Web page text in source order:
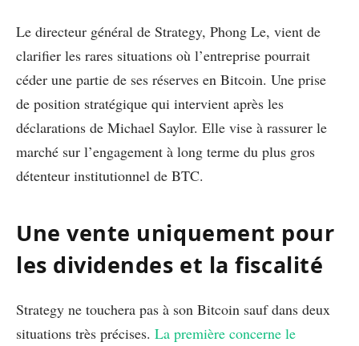
Le directeur général de Strategy, Phong Le, vient de
clarifier les rares situations où l’entreprise pourrait
céder une partie de ses réserves en Bitcoin. Une prise
de position stratégique qui intervient après les
déclarations de Michael Saylor. Elle vise à rassurer le
marché sur l’engagement à long terme du plus gros
détenteur institutionnel de BTC.
Une vente uniquement pour
les dividendes et la fiscalité
Strategy ne touchera pas à son Bitcoin sauf dans deux
situations très précises. La première concerne le